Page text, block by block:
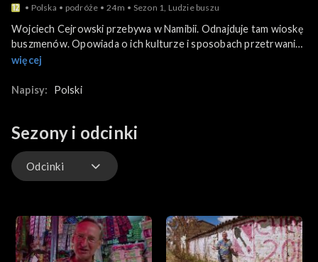
Polska podróże 24m Sezon 1, Ludzie buszu
Wojciech Cejrowski przebywa w Namibii. Odnajduje tam wioskę
buszmenów. Opowiada o ich kulturze i sposobach przetrwania.
Kamera rejestruje ich życie: powstawanie narzędzi, posiłek,
więcej
Napisy: Polski
Sezony i odcinki
Odcinki